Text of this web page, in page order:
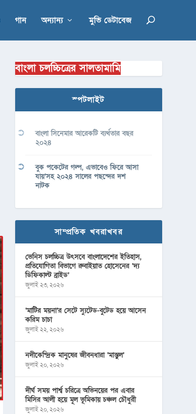
গান অন্যান্য মুভি ডেটাবেজ
বাংলা চলচ্চিত্রের সালতামামি
স্পটলাইট
বাংলা সিনেমার আরেকটি ব্যর্থতার বছর
২০২৪
বুক পকেটের গল্প, এভাবেও ফিরে আসা
যায়’সহ ২০২৪ সালের পছন্দের দশ
নাটক
সাম্প্রতিক খবরাখবর
ভেনিস চলচ্চিত্র উৎসবে বাংলাদেশের ইতিহাস,
প্রতিযোগিতা বিভাগে রুবাইয়াত হোসেনের ‘দ্য
ডিফিকাল্ট ব্রাইড’
জুলাই ২৩, ২০২৬
‘মাটির ময়না’র সেটে স্যুটেড-বুটেড হয়ে আসেন
করিম চাচা
জুলাই ২২, ২০২৬
নদীকেন্দ্রিক মানুষের জীবনধারা ‘মাস্তুল’
জুলাই ২০, ২০২৬
দীর্ঘ সময় পার্শ্ব চরিত্রে অভিনয়ের পর এবার
মিসির আলী হয়ে মূল ভূমিকায় চঞ্চল চৌধুরী
জুলাই ২০, ২০২৬